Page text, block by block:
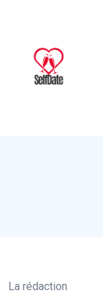
La rédaction